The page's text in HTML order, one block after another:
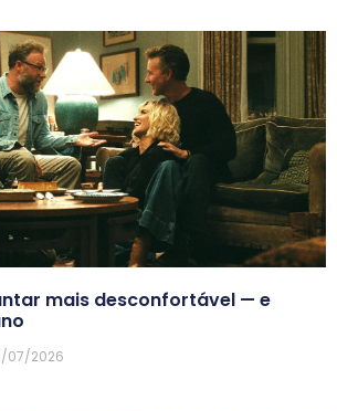
mais desconfortável — e
07/2026